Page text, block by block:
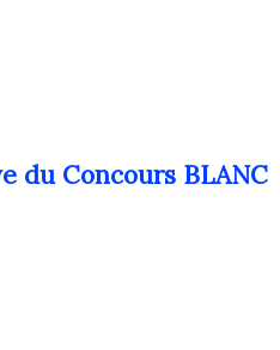
du Concours BLANC